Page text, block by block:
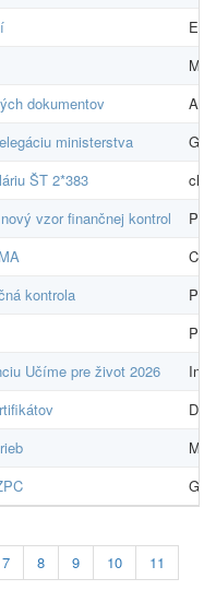
dokumentov
ministerstva
ŠT 2*383
vzor finančnej kontrol
kontrola
Učíme pre život 2026
D.
7 8 9 10
11